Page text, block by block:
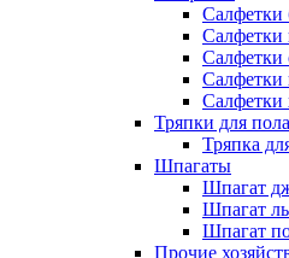
Салфетки
Салфетки
Салфетки
Салфетки
Тряпки для пола
Тряпка
Шпагаты
Шпагат
Шпагат
Шпагат
Прочие